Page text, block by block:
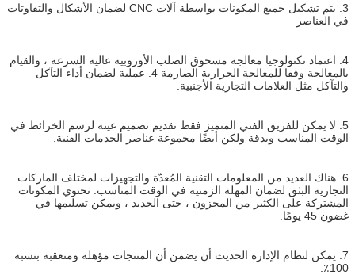
3. يتم تشكيل جميع المكونات بواسطة آلات CNC لضمان الأشكال والتفاوتات
في العناصر
4. اعتماد تكنولوجيا معالجة مسحوق الصلب الأوروبية عالية السرعة ، والقيام
بالمعالجة وفقا للمعالجة الحرارية الصارمة 4. عملية لضمان أداء التآكل
والتآكل مثل العلامات التجارية الأجنبية.
5. لا يمكن للفريق الفني المتميز فقط تقديم تصميم عينة لرسم الخرائط في
الوقت المناسب وبدقة ولكن أيضًا مجموعة عناصر الخدمات الفنية.
6. هناك العديد من المعلومات التقنية المُعدّة والتجهيزات لمختلف الماركات
التجارية البثق لضمان المهلة الزمنية في الوقت المناسب. تحتوي المكونات
المشتركة على الكثير من المخزون ، حتى الجديد ، ويمكن تسليمها في
غضون 45 يومًا.
7. يمكن لنظام الإدارة الحديث أن يضمن أن المنتجات مؤهلة ومتعقبة بنسبة
100٪.